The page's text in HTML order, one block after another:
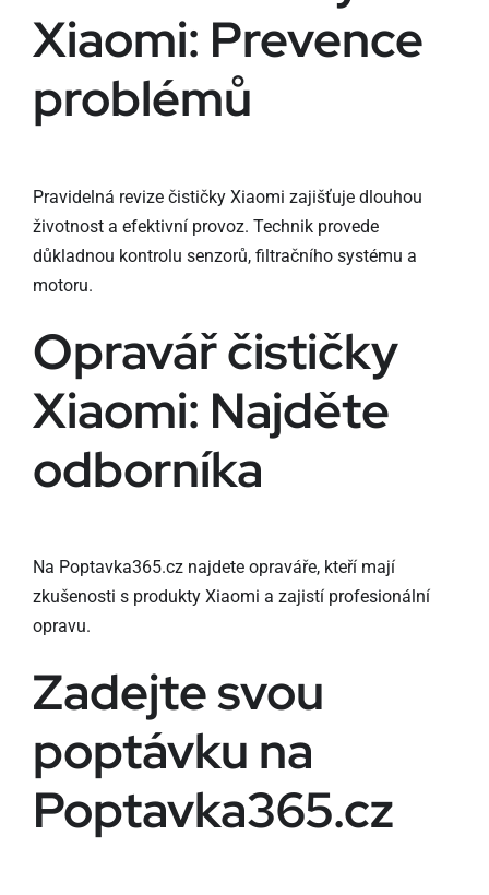
Xiaomi: Prevence
problémů
Pravidelná revize čističky Xiaomi zajišťuje dlouhou
životnost a efektivní provoz. Technik provede
důkladnou kontrolu senzorů, filtračního systému a
motoru.
Opravář čističky
Xiaomi: Najděte
odborníka
Na Poptavka365.cz najdete opraváře, kteří mají
zkušenosti s produkty Xiaomi a zajistí profesionální
opravu.
Zadejte svou
poptávku na
Poptavka365.cz